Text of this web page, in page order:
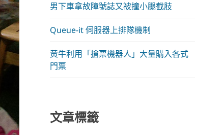
男下車拿故障號誌又被撞小腿截肢
Queue-it 伺服器上排隊機制
黃牛利用「搶票機器人」大量購入各式
門票
文章標籤